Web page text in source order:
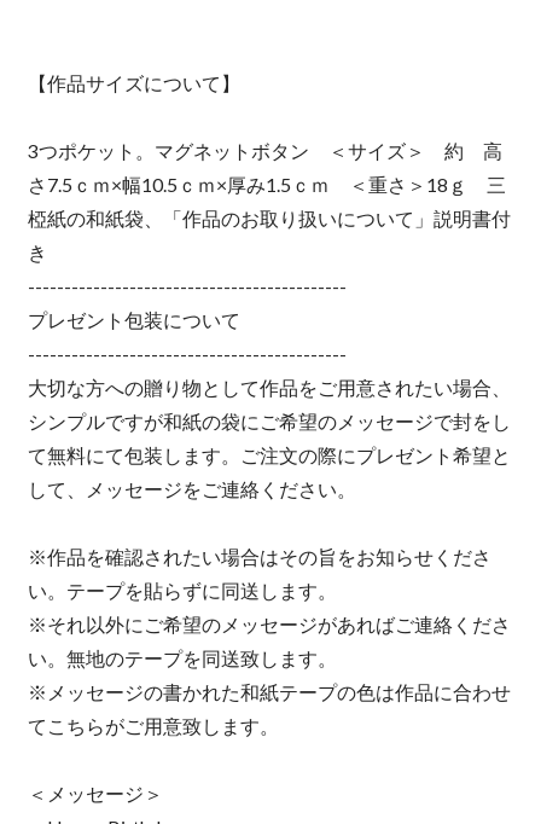
【作品サイズについて】
3つポケット。マグネットボタン ＜サイズ＞ 約 高
さ7.5ｃｍ×幅10.5ｃｍ×厚み1.5ｃｍ ＜重さ＞18ｇ 三
椏紙の和紙袋、「作品のお取り扱いについて」説明書付
き
--------------------------------------------
プレゼント包装について
--------------------------------------------
大切な方への贈り物として作品をご用意されたい場合、
シンプルですが和紙の袋にご希望のメッセージで封をし
て無料にて包装します。ご注文の際にプレゼント希望と
して、メッセージをご連絡ください。
※作品を確認されたい場合はその旨をお知らせくださ
い。テープを貼らずに同送します。
※それ以外にご希望のメッセージがあればご連絡くださ
い。無地のテープを同送致します。
※メッセージの書かれた和紙テープの色は作品に合わせ
てこちらがご用意致します。
＜メッセージ＞